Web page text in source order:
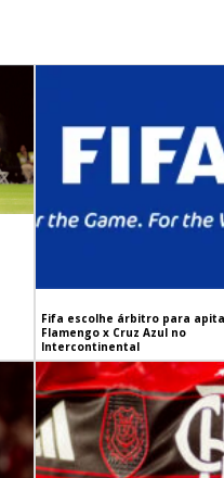
Fifa escolhe árbitro para
Flamengo x Cruz Azul no
Intercontinental